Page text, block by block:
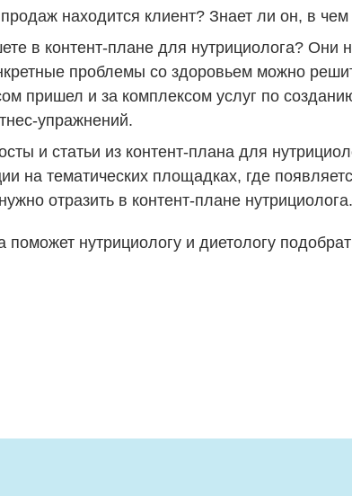
находится клиент? Знает ли он, в
в контент-плане для нутрициолога?
проблемы со здоровьем можно
пришел и за комплексом услуг по
упражнений.
и статьи из контент-плана для
на тематических площадках, где
отразить в контент-плане нутрициолога.
поможет нутрициологу и диетологу